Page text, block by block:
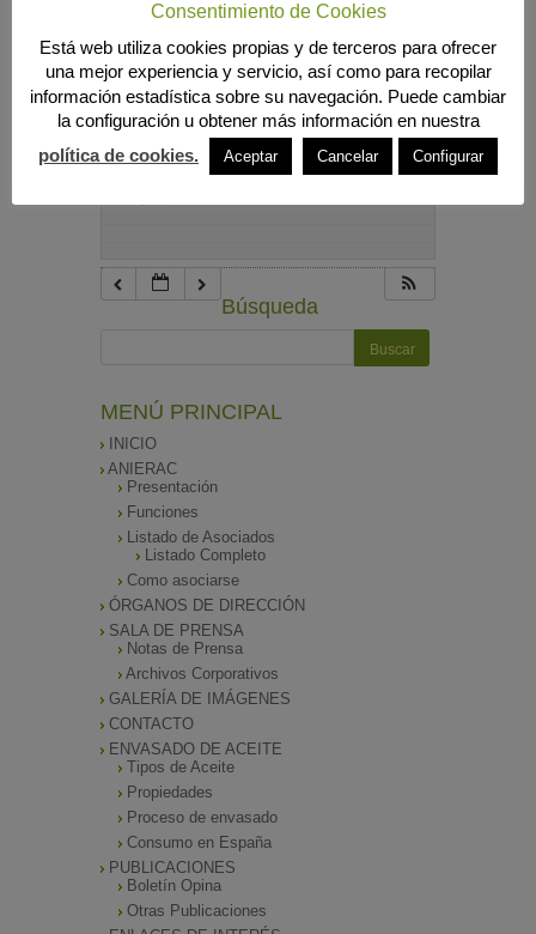
9:00 pm
10:00 pm
Búsqueda
MENÚ PRINCIPAL
INICIO
ANIERAC
Presentación
Funciones
Listado de Asociados
Listado Completo
Como asociarse
ÓRGANOS DE DIRECCIÓN
SALA DE PRENSA
Notas de Prensa
Archivos Corporativos
GALERÍA DE IMÁGENES
CONTACTO
ENVASADO DE ACEITE
Tipos de Aceite
Propiedades
Proceso de envasado
Consumo en España
PUBLICACIONES
Boletín Opina
Otras Publicaciones
Consentimiento de Cookies
Está web utiliza cookies propias y de terceros para ofrecer
una mejor experiencia y servicio, así como para recopilar
información estadística sobre su navegación. Puede cambiar
la configuración u obtener más información en nuestra
política de cookies.
Aceptar Cancelar Configurar